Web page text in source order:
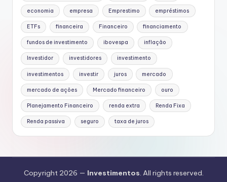
economia empresa Emprestimo empréstimos
ETFs financeira Financeiro financiamento
fundos de investimento ibovespa inflação
Investidor investidores investimento
investimentos investir juros mercado
mercado de ações Mercado financeiro ouro
Planejamento Financeiro renda extra Renda Fixa
Renda passiva seguro taxa de juros
Copyright 2026 — Investimentos. All rights reserved.